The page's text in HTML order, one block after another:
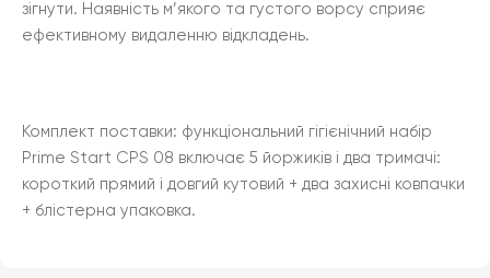
зігнути. Наявність м’якого та густого ворсу сприяє
ефективному видаленню відкладень.
Комплект поставки: функціональний гігієнічний набір
Prime Start CPS 08 включає 5 йоржиків і два тримачі:
короткий прямий і довгий кутовий + два захисні ковпачки
+ блістерна упаковка.